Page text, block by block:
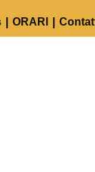
ORARI